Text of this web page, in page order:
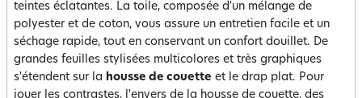
teintes éclatantes. La toile, composée d'un mélange de
polyester et de coton, vous assure un entretien facile et un
séchage rapide, tout en conservant un confort douillet. De
grandes feuilles stylisées multicolores et très graphiques
s'étendent sur la housse de couette et le drap plat. Pour
jouer les contrastes, l'envers de la housse de couette, des